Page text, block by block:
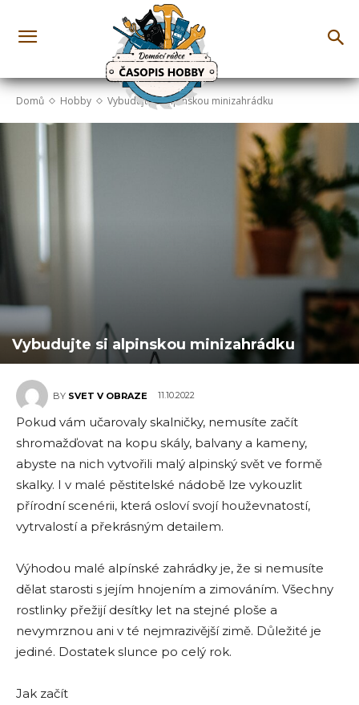
Domů Hobby Vybudujte si alpinskou minizahrádku
Vybudujte si alpinskou minizahrádku
BY SVET V OBRAZE 11.10.2022
Pokud vám učarovaly skalničky, nemusíte začít
shromažďovat na kopu skály, balvany a kameny,
abyste na nich vytvořili malý alpinský svět ve formě
skalky. I v malé pěstitelské nádobě lze vykouzlit
přírodní scenérii, která osloví svojí houževnatostí,
vytrvalostí a překrásným detailem.
Výhodou malé alpínské zahrádky je, že si nemusíte
dělat starosti s jejím hnojením a zimováním. Všechny
rostlinky přežijí desítky let na stejné ploše a
nevymrznou ani v té nejmrazivější zimě. Důležité je
jediné. Dostatek slunce po celý rok.
Jak začít